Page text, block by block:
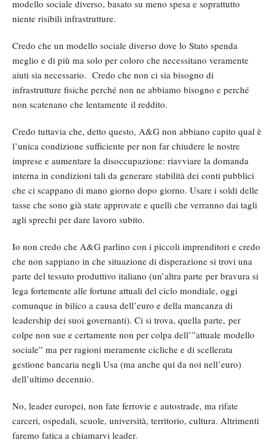
modello sociale diverso, basato su meno spesa e soprattutto
niente risibili infrastrutture.
Credo che un modello sociale diverso dove lo Stato spenda
meglio e di più ma solo per coloro che necessitano veramente
aiuti sia necessario. Credo che non ci sia bisogno di
infrastrutture fisiche perché non ne abbiamo bisogno e perché
non scatenano che lentamente il reddito.
Credo tuttavia che, detto questo, A&G non abbiano capito qual è
l’unica condizione sufficiente per non far chiudere le nostre
imprese e aumentare la disoccupazione: riavviare la domanda
interna in condizioni tali da generare stabilità dei conti pubblici
che ci scappano di mano giorno dopo giorno. Usare i soldi delle
tasse che sono già state approvate e quelli che verranno dai tagli
agli sprechi per dare lavoro subito.
Io non credo che A&G parlino con i piccoli imprenditori e credo
che non sappiano in che situazione di disperazione si trovi una
parte del tessuto produttivo italiano (un’altra parte per bravura si
lega fortemente alle fortune attuali del ciclo mondiale, oggi
comunque in bilico a causa dell’euro e della mancanza di
leadership dei suoi governanti). Ci si trova, quella parte, per
colpe non sue e certamente non per colpa dell’”attuale modello
sociale” ma per ragioni meramente cicliche e di scellerata
gestione bancaria negli Usa (ma anche qui da noi nell’euro)
dell’ultimo decennio.
No, leader europei, non fate ferrovie e autostrade, ma rifate
carceri, ospedali, scuole, università, territorio, cultura. Altrimenti
faremo fatica a chiamarvi leader.